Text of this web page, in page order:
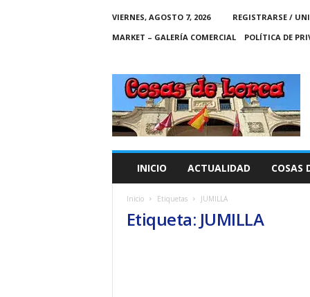
VIERNES, AGOSTO 7, 2026
REGISTRARSE /
MARKET – GALERÍA COMERCIAL
POLÍTICA DE
C
A
S
INICIO ACTUALIDAD COSAS
Inicio Etiquetas JUMILLA
Etiqueta: JUMILLA